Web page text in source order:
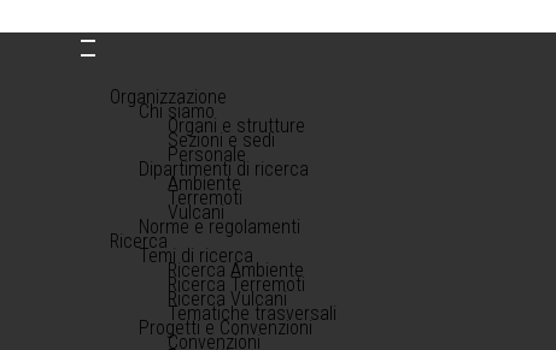
Organizzazione
Chi siamo
Organi e strutture
Sezioni e sedi
Personale
Dipartimenti di ricerca
Ambiente
Terremoti
Vulcani
Norme e regolamenti
Ricerca
Temi di ricerca
Ricerca Ambiente
Ricerca Terremoti
Ricerca Vulcani
Tematiche trasversali
Progetti e Convenzioni
Convenzioni